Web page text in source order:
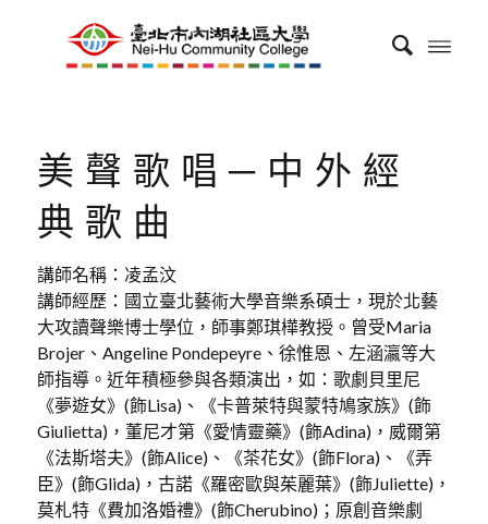
美聲歌唱─中外經
典歌曲
講師名稱：凌孟汶
講師經歷：國立臺北藝術大學音樂系碩士，現於北藝
大攻讀聲樂博士學位，師事鄭琪樺教授。曾受Maria
Brojer、Angeline Pondepeyre、徐惟恩、左涵瀛等大
師指導。近年積極參與各類演出，如：歌劇貝里尼
《夢遊女》(飾Lisa)、《卡普萊特與蒙特鳩家族》(飾
Giulietta)，董尼才第《愛情靈藥》(飾Adina)，威爾第
《法斯塔夫》(飾Alice)、《茶花女》(飾Flora)、《弄
臣》(飾Glida)，古諾《羅密歐與茱麗葉》(飾Juliette)，
莫札特《費加洛婚禮》(飾Cherubino)；原創音樂劇